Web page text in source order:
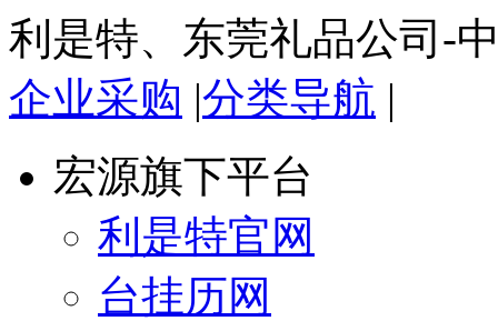
利是特、东莞礼品公司-
企业采购 |分类导航 |
宏源旗下平台
利是特官网
台挂历网